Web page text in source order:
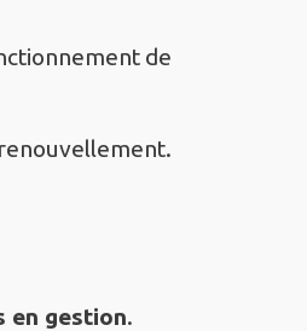
de
en gestion.